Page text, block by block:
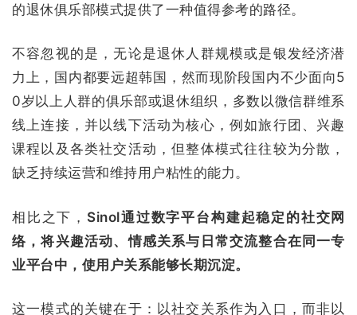
的退休俱乐部模式提供了一种值得参考的路径。
不容忽视的是，无论是退休人群规模或是银发经济潜
力上，国内都要远超韩国，然而现阶段国内不少面向5
0岁以上人群的俱乐部或退休组织，多数以微信群维系
线上连接，并以线下活动为核心，例如旅行团、兴趣
课程以及各类社交活动，但整体模式往往较为分散，
缺乏持续运营和维持用户粘性的能力。
相比之下， Sinol通过数字平台构建起稳定的社交网
络，将兴趣活动、情感关系与日常交流整合在同一专
业平台中，使用户关系能够长期沉淀。
这一模式的关键在于：以社交关系作为入口，而非以